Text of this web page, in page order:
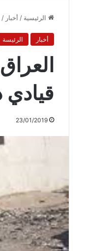
الرئيسية / أخبار /
أخبار الرئيسة
23/01/2019